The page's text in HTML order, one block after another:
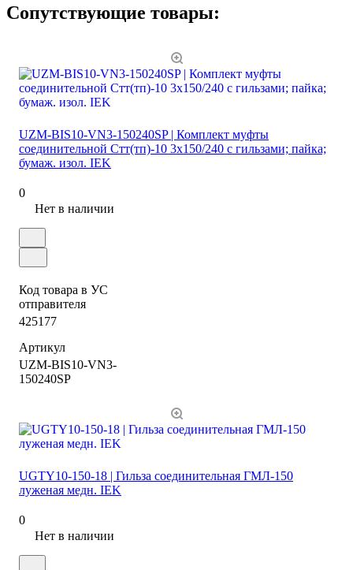
Сопутствующие товары:
UZM-BIS10-VN3-150240SP | Комплект муфты
соединительной Стт(тп)-10 3х150/240 с гильзами; пайка;
бумаж. изол. IEK
0
Нет в наличии
Код товара в УС
отправителя
425177
Артикул
UZM-BIS10-VN3-
150240SP
UGTY10-150-18 | Гильза соединительная ГМЛ-150
луженая медн. IEK
0
Нет в наличии